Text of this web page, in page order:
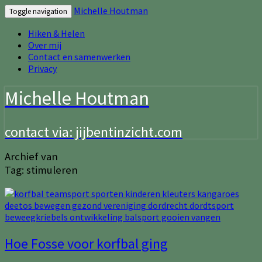
Toggle navigation
Michelle Houtman
Hiken & Helen
Over mij
Contact en samenwerken
Privacy
Michelle Houtman
contact via: jijbentinzicht.com
Archief van
Tag: stimuleren
Hoe
Fosse
Hoe Fosse voor korfbal ging